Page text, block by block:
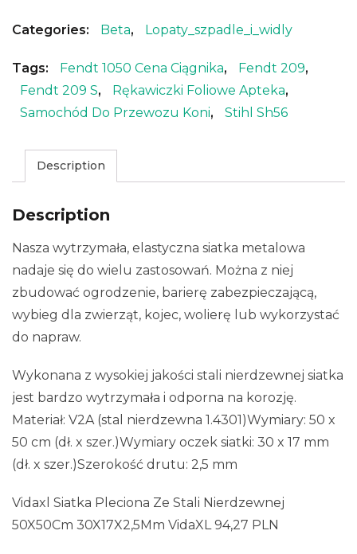
Categories: Beta, Lopaty_szpadle_i_widly
Tags: Fendt 1050 Cena Ciągnika, Fendt 209,
Fendt 209 S, Rękawiczki Foliowe Apteka,
Samochód Do Przewozu Koni, Stihl Sh56
Description
Description
Nasza wytrzymała, elastyczna siatka metalowa
nadaje się do wielu zastosowań. Można z niej
zbudować ogrodzenie, barierę zabezpieczającą,
wybieg dla zwierząt, kojec, wolierę lub wykorzystać
do napraw.
Wykonana z wysokiej jakości stali nierdzewnej siatka
jest bardzo wytrzymała i odporna na korozję.
Materiał: V2A (stal nierdzewna 1.4301)Wymiary: 50 x
50 cm (dł. x szer.)Wymiary oczek siatki: 30 x 17 mm
(dł. x szer.)Szerokość drutu: 2,5 mm
Vidaxl Siatka Pleciona Ze Stali Nierdzewnej
50X50Cm 30X17X2,5Mm VidaXL 94,27 PLN